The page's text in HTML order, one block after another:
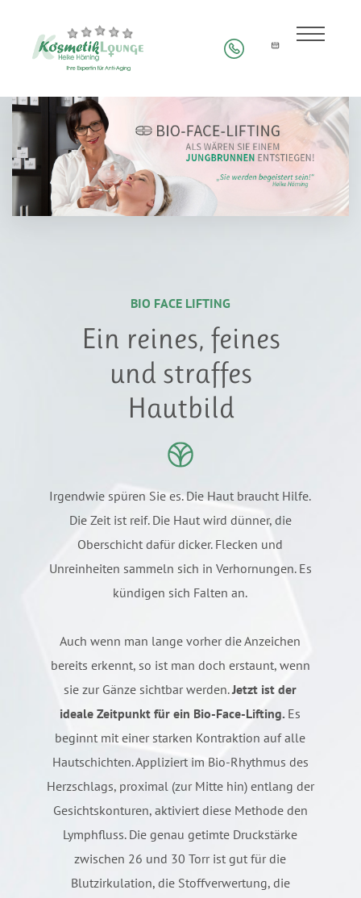
BIO FACE LIFTING
Ein reines, feines
und straffes
Hautbild
Irgendwie spüren Sie es. Die Haut braucht Hilfe.
Die Zeit ist reif. Die Haut wird dünner, die
Oberschicht dafür dicker. Flecken und
Unreinheiten sammeln sich in Verhornungen. Es
kündigen sich Falten an.
Auch wenn man lange vorher die Anzeichen
bereits erkennt, so ist man doch erstaunt, wenn
sie zur Gänze sichtbar werden.Jetzt ist der
ideale Zeitpunkt für ein Bio-Face-Lifting. Es
beginnt mit einer starken Kontraktion auf alle
Hautschichten. Appliziert im Bio-Rhythmus des
Herzschlags, proximal (zur Mitte hin) entlang der
Gesichtskonturen, aktiviert diese Methode den
Lymphfluss. Die genau getimte Druckstärke
zwischen 26 und 30 Torr ist gut für die
Blutzirkulation, die Stoffverwertung, die